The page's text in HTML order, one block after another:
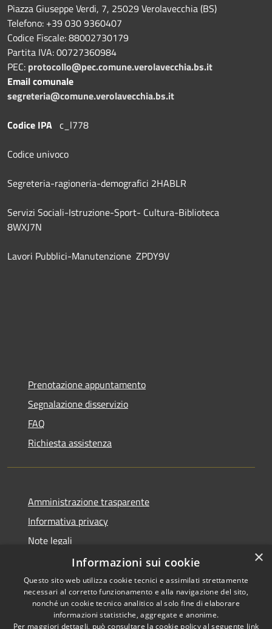
Piazza Giuseppe Verdi, 7, 25029 Verolavecchia (BS)
Telefono: +39 030 9360407
Codice Fiscale: 88002730179
Partita IVA: 00727360984
PEC: protocollo@pec.comune.verolavecchia.bs.it
Email comunale
segreteria@comune.verolavecchia.bs.it
Codice IPA c_l778
Codice univoco
Segreteria-ragioneria-demografici 2HABLR
Servizi Sociali-Istruzione-Sport- Cultura-Biblioteca
8WXJ7N
Lavori Pubblici-Manutenzione ZPDY9V
Prenotazione appuntamento
Segnalazione disservizio
FAQ
Richiesta assistenza
Amministrazione trasparente
Informativa privacy
Note legali
Dichiarazione di accessibilità
RSS
Copyright © 2026 • Comune di
×
Informazioni sui cookie
Questo sito web utilizza cookie tecnici e assimilati strettamente
necessari al corretto funzionamento e alla navigazione del sito,
nonché un cookie tecnico analitico al solo fine di elaborare
informazioni statistiche, aggregate e anonime.
Per maggiori dettagli, può consultare la cookie policy al seguente link